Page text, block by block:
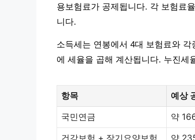
용보험료가 공제됩니다. 각 보험료
니다.
소득세는 연봉에서 4대 보험료와
에 세율을 곱해 계산됩니다. 누진세
항목 예상
국민연금 약